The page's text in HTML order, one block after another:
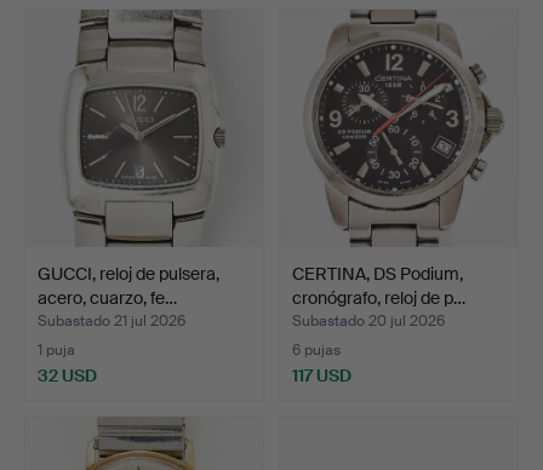
GUCCI, reloj de pulsera,
acero, cuarzo, fe…
Subastado 21 jul 2026
1 puja
32 USD
CERTINA, DS Podium,
cronógrafo, reloj de p…
Subastado 20 jul 2026
6 pujas
117 USD